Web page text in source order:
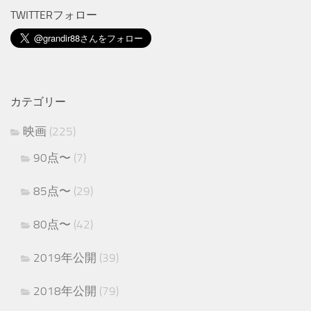
TWITTERフォロー
カテゴリー
映画 (225)
90点〜 (7)
85点〜 (29)
80点〜 (42)
2019年公開 (39)
2018年公開 (79)